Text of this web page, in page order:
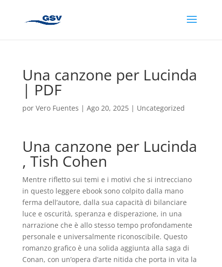
Una canzone per Lucinda
| PDF
por Vero Fuentes | Ago 20, 2025| Uncategorized
Una canzone per Lucinda
, Tish Cohen
Mentre rifletto sui temi e i motivi che si intrecciano
in questo leggere ebook sono colpito dalla mano
ferma dell’autore, dalla sua capacità di bilanciare
luce e oscurità, speranza e disperazione, in una
narrazione che è allo stesso tempo profondamente
personale e universalmente riconoscibile. Questo
romanzo grafico è una solida aggiunta alla saga di
Conan, con un’opera d’arte nitida che porta in vita la